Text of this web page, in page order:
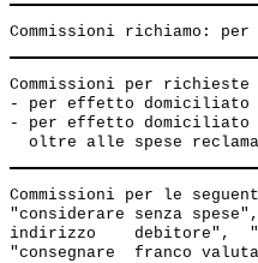
Commissioni per
- per effetto domiciliato
- per effetto domiciliato
Commissioni per le
"considerare senza
indirizzo    debitore",
"consegnare  franco